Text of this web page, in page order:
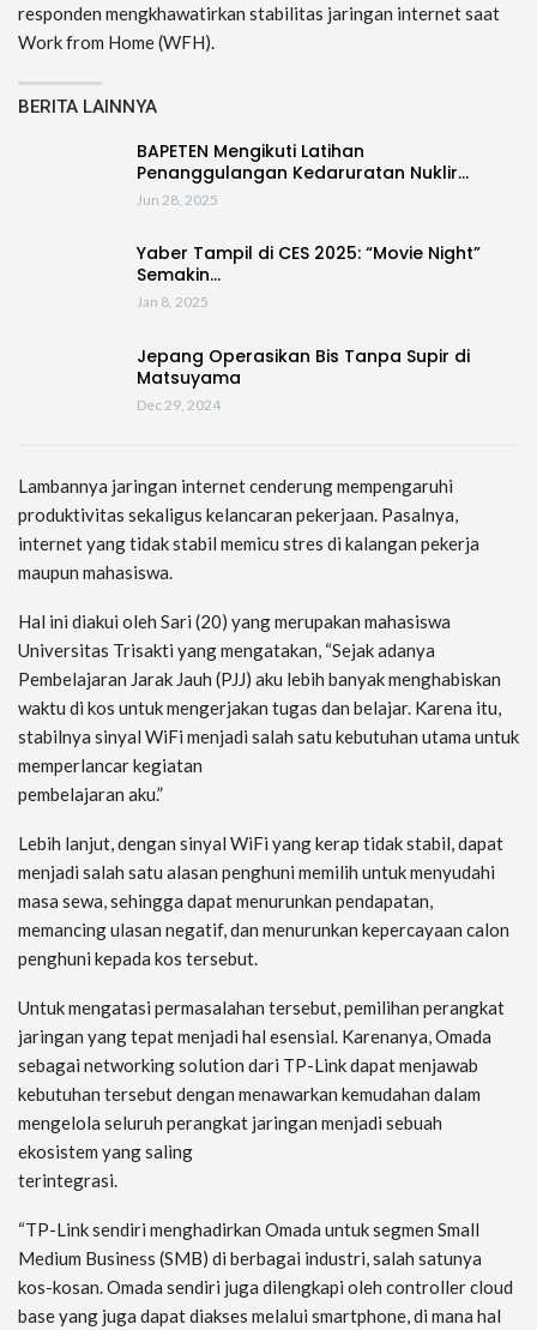
responden mengkhawatirkan stabilitas jaringan internet saat
Work from Home (WFH).
BERITA LAINNYA
BAPETEN Mengikuti Latihan
Penanggulangan Kedaruratan Nuklir…
Jun 28, 2025
Yaber Tampil di CES 2025: “Movie Night”
Semakin…
Jan 8, 2025
Jepang Operasikan Bis Tanpa Supir di
Matsuyama
Dec 29, 2024
Lambannya jaringan internet cenderung mempengaruhi
produktivitas sekaligus kelancaran pekerjaan. Pasalnya,
internet yang tidak stabil memicu stres di kalangan pekerja
maupun mahasiswa.
Hal ini diakui oleh Sari (20) yang merupakan mahasiswa
Universitas Trisakti yang mengatakan, “Sejak adanya
Pembelajaran Jarak Jauh (PJJ) aku lebih banyak menghabiskan
waktu di kos untuk mengerjakan tugas dan belajar. Karena itu,
stabilnya sinyal WiFi menjadi salah satu kebutuhan utama untuk
memperlancar kegiatan
pembelajaran aku.”
Lebih lanjut, dengan sinyal WiFi yang kerap tidak stabil, dapat
menjadi salah satu alasan penghuni memilih untuk menyudahi
masa sewa, sehingga dapat menurunkan pendapatan,
memancing ulasan negatif, dan menurunkan kepercayaan calon
penghuni kepada kos tersebut.
Untuk mengatasi permasalahan tersebut, pemilihan perangkat
jaringan yang tepat menjadi hal esensial. Karenanya, Omada
sebagai networking solution dari TP-Link dapat menjawab
kebutuhan tersebut dengan menawarkan kemudahan dalam
mengelola seluruh perangkat jaringan menjadi sebuah
ekosistem yang saling
terintegrasi.
“TP-Link sendiri menghadirkan Omada untuk segmen Small
Medium Business (SMB) di berbagai industri, salah satunya
kos-kosan. Omada sendiri juga dilengkapi oleh controller cloud
base yang juga dapat diakses melalui smartphone, di mana hal